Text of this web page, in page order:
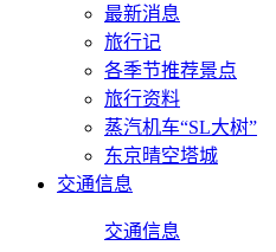
最新消息
旅行记
各季节推荐景点
旅行资料
蒸汽机车“SL大树”
东京晴空塔城
交通信息
交通信息